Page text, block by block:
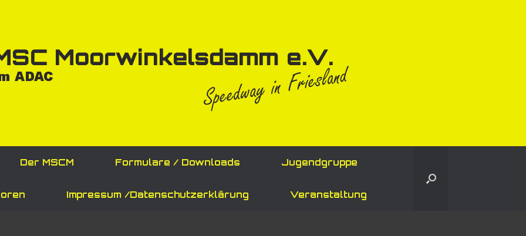
Der MSCM Formulare / Downloads Jugendgruppe
Impressum /Datenschutzerklärung Veranstaltung